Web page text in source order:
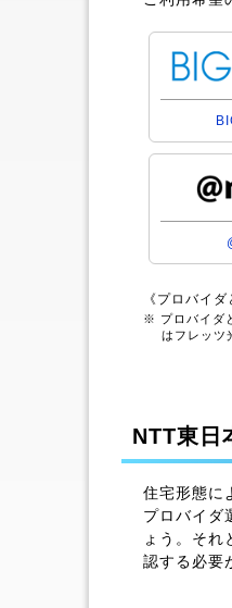
《プロバイダ
※ プロバイダ
はフレッツ
NTT東日
住宅形態に
プロバイダ
ょう。そ
認する必要